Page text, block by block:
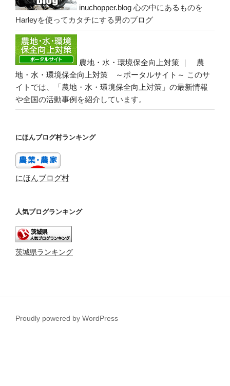
inuchopper.blog 心の中にあるものを
Harleyを使ってカタチにする男のブログ
農地・水・環境保全向上対策 ｜ 農
地・水・環境保全向上対策 ～ポータルサイト～ このサ
イトでは、「農地・水・環境保全向上対策」の最新情報
や全国の活動事例を紹介しています。
にほんブログ村ランキング
にほんブログ村
人気ブログランキング
茨城県ランキング
Proudly powered by WordPress